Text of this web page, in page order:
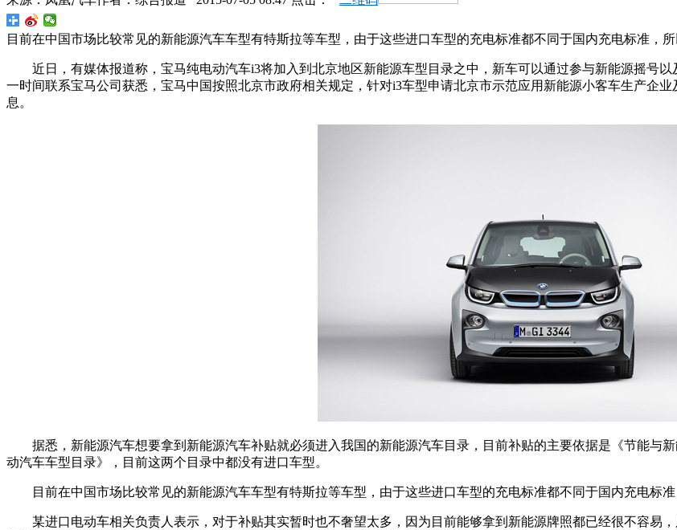
目前在中国市场比较常见的新能源汽车车型有特斯拉等车型，由于这些进口车型的充电标准都不同于国内充电标准，
近日，有媒体报道称，宝马纯电动汽车i3将加入到北京地区新能源车型目录之中，新车可以通过参与新能源摇号以
一时间联系宝马公司获悉，宝马中国按照北京市政府相关规定，针对i3车型申请北京市示范应用新能源小客车生产企
息。
据悉，新能源汽车想要拿到新能源汽车补贴就必须进入我国的新能源汽车目录，目前补贴的主要依据是《节能与
动汽车车型目录》，目前这两个目录中都没有进口车型。
目前在中国市场比较常见的新能源汽车车型有特斯拉等车型，由于这些进口车型的充电标准都不同于国内充电标准
某进口电动车相关负责人表示，对于补贴其实暂时也不奢望太多，因为目前能够拿到新能源牌照都已经很不容易